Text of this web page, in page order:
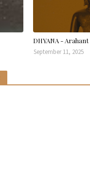
DHYANA - Arahant
September 11, 2025